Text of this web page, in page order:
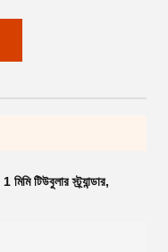
1 মিমি টিউবুলার স্ট্র্যান্ডার,